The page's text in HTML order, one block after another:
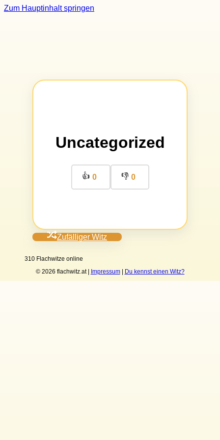
Zum Hauptinhalt springen
Uncategorized
👍 0 👎 0
Zufälliger Witz
310 Flachwitze online
© 2026 flachwitz.at |
Impressum| Du kennst einen Witz?